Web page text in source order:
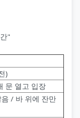
"
)
문 열고 입장
/ 바 위에 잔만